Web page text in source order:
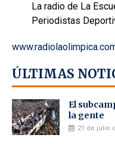
La radio de La
Periodistas
ÚLTIMAS
El
la gente
21 de julio